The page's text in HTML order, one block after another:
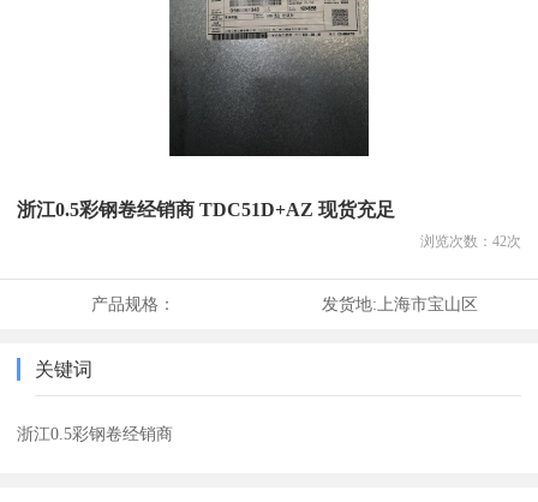
浙江0.5彩钢卷经销商 TDC51D+AZ 现货充足
浏览次数： 42次
产品规格： 发货地: 上海市宝山区
关键词
浙江0.5彩钢卷经销商